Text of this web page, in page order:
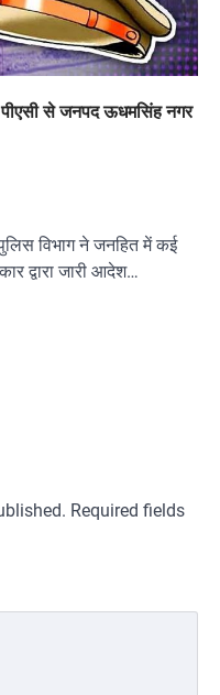
से जनपद ऊधमसिंह नगर
विभाग ने जनहित में कई
द्वारा जारी आदेश…
Required fields